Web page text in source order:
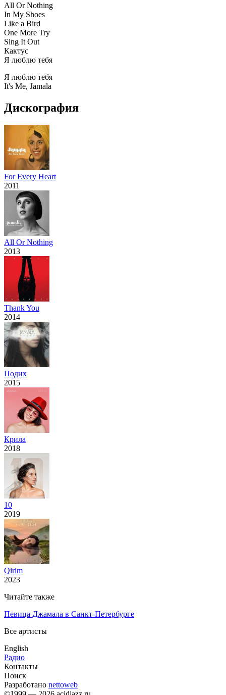
All Or Nothing
In My Shoes
Like a Bird
One More Try
Sing It Out
Кактус
Я люблю тебя
Я люблю тебя
It's Me, Jamala
Дискография
For Every Heart
2011
All Or Nothing
2013
Thank You
2014
Подих
2015
Крила
2018
10
2019
Qirim
2023
Читайте также
Певица Джамала в Санкт-Петербурге
Все артисты
English
Радио
Контакты
Поиск
Разработано nettoweb